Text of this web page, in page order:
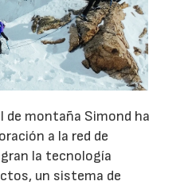
de montaña Simond ha
a la red de
la tecnología
un sistema de